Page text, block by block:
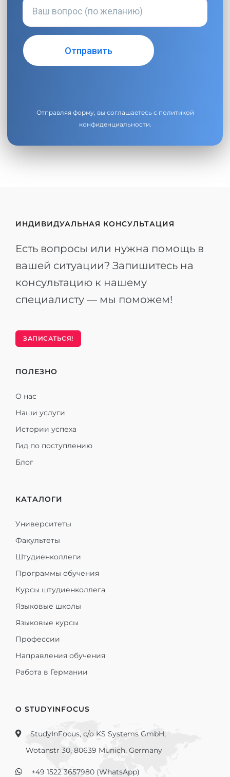
Отправляя форму, вы соглашаетесь с политикой
конфиденциальности
ИНДИВИДУАЛЬНАЯ КОНСУЛЬТАЦИЯ
Есть вопросы или нужна помощь в
вашей ситуации? Запишитесь на
консультацию к нашему
специалисту — мы поможем!
ЗАПИСАТЬСЯ!
ПОЛЕЗНО
О нас
Наши услуги
Истории успеха
Гид по поступлению
Блог
КАТАЛОГИ
Университеты
Факультеты
Штудиенколлеги
Программы обучения
Курсы штудиенколлега
Языковые школы
Языковые курсы
Профессии
Направления обучения
Работа в Германии
О STUDYINFOCUS
StudyInFocus, c/o KS Systems GmbH,
Wotanstr 30, 80639 Munich, Germany
+49 1522 3657980 (WhatsApp)